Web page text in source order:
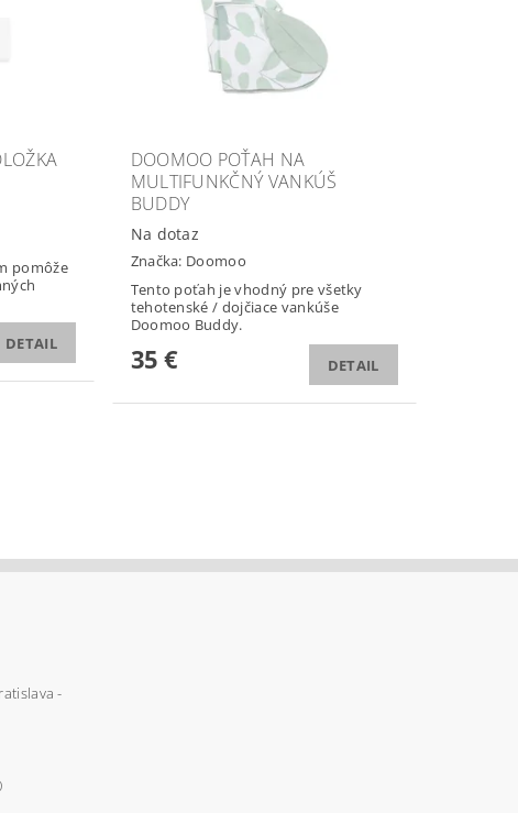
pomôže
DETAIL
DOOMOO POŤAH NA
MULTIFUNKČNÝ VANKÚŠ
BUDDY
Na dotaz
Značka: Doomoo
Tento poťah je vhodný pre všetky
tehotenské / dojčiace vankúše
Doomoo Buddy.
35 € DETAIL
-